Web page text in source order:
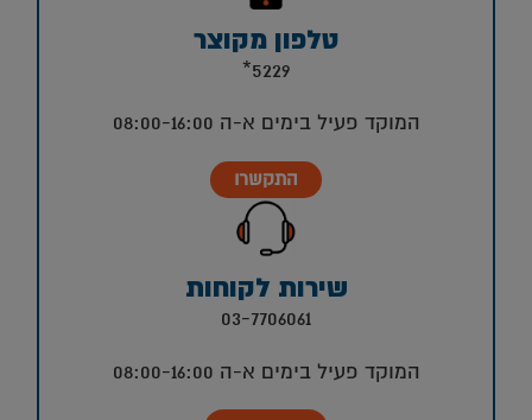
טלפון מקוצר
5229*
המוקד פעיל בימים א-ה 08:00-16:00
התקשרו
שירות לקוחות
03-7706061
המוקד פעיל בימים א-ה 08:00-16:00